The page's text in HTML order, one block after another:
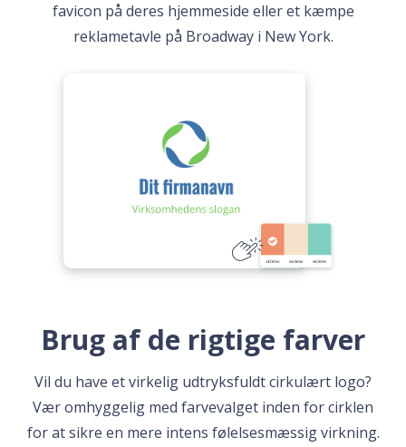
favicon på deres hjemmeside eller et kæmpe
reklametavle på Broadway i New York.
Brug af de rigtige farver
Vil du have et virkelig udtryksfuldt cirkulært logo?
Vær omhyggelig med farvevalget inden for cirklen
for at sikre en mere intens følelsesmæssig virkning.